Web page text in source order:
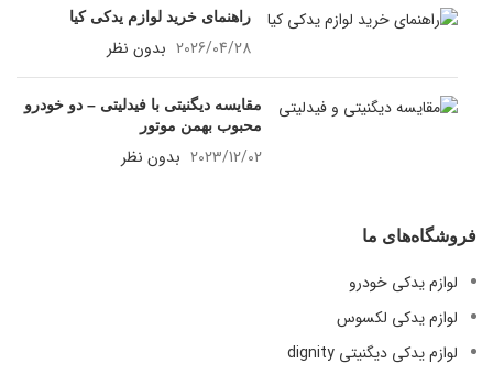
راهنمای خرید لوازم یدکی کیا
2026/04/28 بدون نظر
مقایسه دیگنیتی با فیدلیتی – دو خودرو
محبوب بهمن موتور
2023/12/02 بدون نظر
فروشگاه‌های ما
لوازم یدکی خودرو
لوازم یدکی لکسوس
لوازم یدکی دیگنیتی dignity